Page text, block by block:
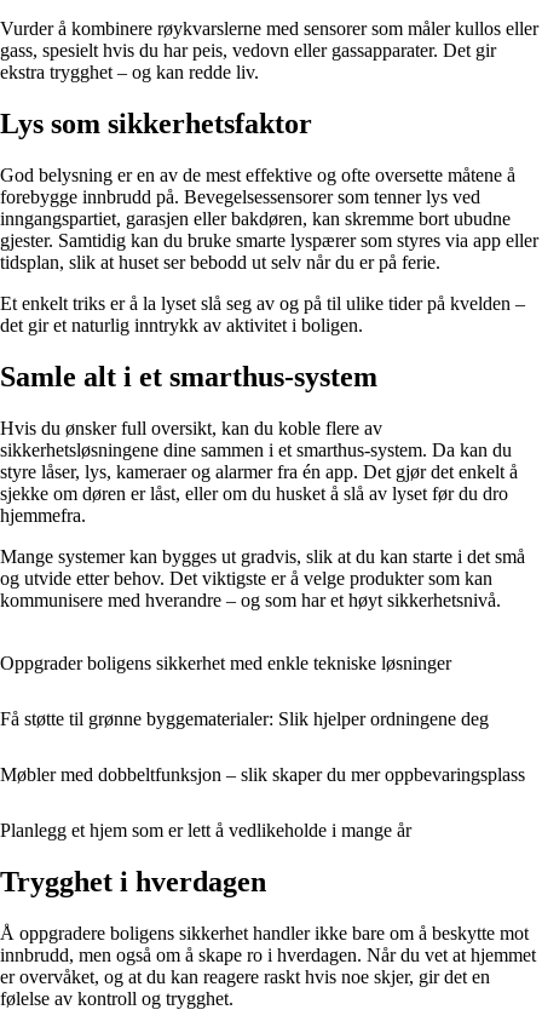
Vurder å kombinere røykvarslerne med sensorer som måler kullos eller
gass, spesielt hvis du har peis, vedovn eller gassapparater. Det gir
ekstra trygghet – og kan redde liv.
Lys som sikkerhetsfaktor
God belysning er en av de mest effektive og ofte oversette måtene å
forebygge innbrudd på. Bevegelsessensorer som tenner lys ved
inngangspartiet, garasjen eller bakdøren, kan skremme bort ubudne
gjester. Samtidig kan du bruke smarte lyspærer som styres via app eller
tidsplan, slik at huset ser bebodd ut selv når du er på ferie.
Et enkelt triks er å la lyset slå seg av og på til ulike tider på kvelden –
det gir et naturlig inntrykk av aktivitet i boligen.
Samle alt i et smarthus-system
Hvis du ønsker full oversikt, kan du koble flere av
sikkerhetsløsningene dine sammen i et smarthus-system. Da kan du
styre låser, lys, kameraer og alarmer fra én app. Det gjør det enkelt å
sjekke om døren er låst, eller om du husket å slå av lyset før du dro
hjemmefra.
Mange systemer kan bygges ut gradvis, slik at du kan starte i det små
og utvide etter behov. Det viktigste er å velge produkter som kan
kommunisere med hverandre – og som har et høyt sikkerhetsnivå.
Oppgrader boligens sikkerhet med enkle tekniske løsninger
Få støtte til grønne byggematerialer: Slik hjelper ordningene deg
Møbler med dobbeltfunksjon – slik skaper du mer oppbevaringsplass
Planlegg et hjem som er lett å vedlikeholde i mange år
Trygghet i hverdagen
Å oppgradere boligens sikkerhet handler ikke bare om å beskytte mot
innbrudd, men også om å skape ro i hverdagen. Når du vet at hjemmet
er overvåket, og at du kan reagere raskt hvis noe skjer, gir det en
følelse av kontroll og trygghet.